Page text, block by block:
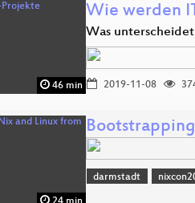
46 min
Wie werden
Was
2019-11-08
darmstadt